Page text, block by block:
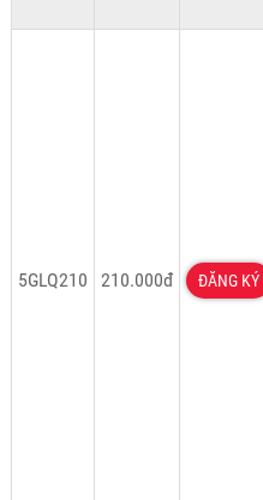
5GLQ210 210.000đ ĐĂNG KÝ